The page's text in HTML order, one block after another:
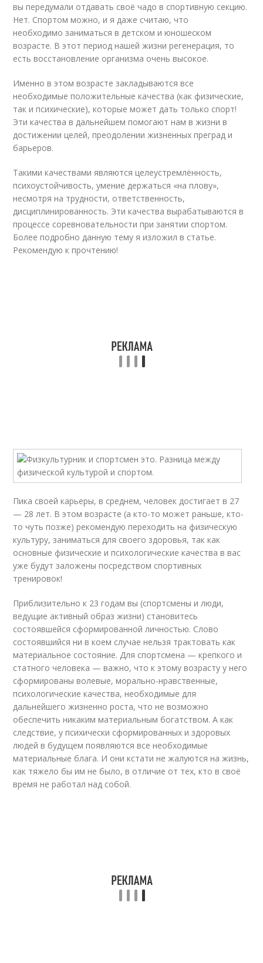
вы передумали отдавать своё чадо в спортивную секцию.
Нет. Спортом можно, и я даже считаю, что
необходимо заниматься в детском и юношеском
возрасте. В этот период нашей жизни регенерация, то
есть восстановление организма очень высокое.
Именно в этом возрасте закладываются все
необходимые положительные качества (как физические,
так и психические), которые может дать только спорт!
Эти качества в дальнейшем помогают нам в жизни в
достижении целей, преодолении жизненных преград и
барьеров.
Такими качествами являются целеустремлённость,
психоустойчивость, умение держаться «на плову»,
несмотря на трудности, ответственность,
дисциплинированность. Эти качества вырабатываются в
процессе соревновательности при занятии спортом.
Более подробно данную тему я изложил в статье.
Рекомендую к прочтению!
Пика своей карьеры, в среднем, человек достигает в 27
— 28 лет. В этом возрасте (а кто-то может раньше, кто-
то чуть позже) рекомендую переходить на физическую
культуру, заниматься для своего здоровья, так как
основные физические и психологические качества в вас
уже будут заложены посредством спортивных
тренировок!
Приблизительно к 23 годам вы (спортсмены и люди,
ведущие активный образ жизни) становитесь
состоявшейся сформированной личностью. Слово
состоявшийся ни в коем случае нельзя трактовать как
материальное состояние. Для спортсмена — крепкого и
статного человека — важно, что к этому возрасту у него
сформированы волевые, морально-нравственные,
психологические качества, необходимые для
дальнейшего жизненно роста, что не возможно
обеспечить никаким материальным богатством. А как
следствие, у психически сформированных и здоровых
людей в будущем появляются все необходимые
материальные блага. И они кстати не жалуются на жизнь,
как тяжело бы им не было, в отличие от тех, кто в своё
время не работал над собой.